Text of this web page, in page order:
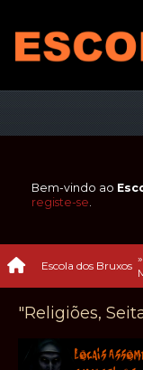
Bem-vindo ao
registe-se.
Escola dos Bruxos
»
"Religiões,